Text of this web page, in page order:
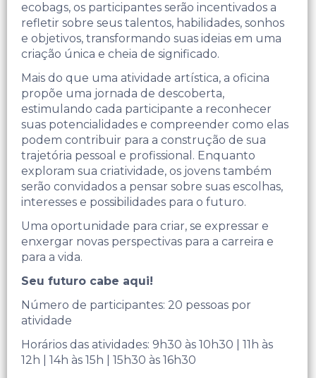
ecobags, os participantes serão incentivados a
refletir sobre seus talentos, habilidades, sonhos
e objetivos, transformando suas ideias em uma
criação única e cheia de significado.
Mais do que uma atividade artística, a oficina
propõe uma jornada de descoberta,
estimulando cada participante a reconhecer
suas potencialidades e compreender como elas
podem contribuir para a construção de sua
trajetória pessoal e profissional. Enquanto
exploram sua criatividade, os jovens também
serão convidados a pensar sobre suas escolhas,
interesses e possibilidades para o futuro.
Uma oportunidade para criar, se expressar e
enxergar novas perspectivas para a carreira e
para a vida.
Seu futuro cabe aqui!
Número de participantes: 20 pessoas por
atividade
Horários das atividades: 9h30 às 10h30 | 11h às
12h | 14h às 15h | 15h30 às 16h30